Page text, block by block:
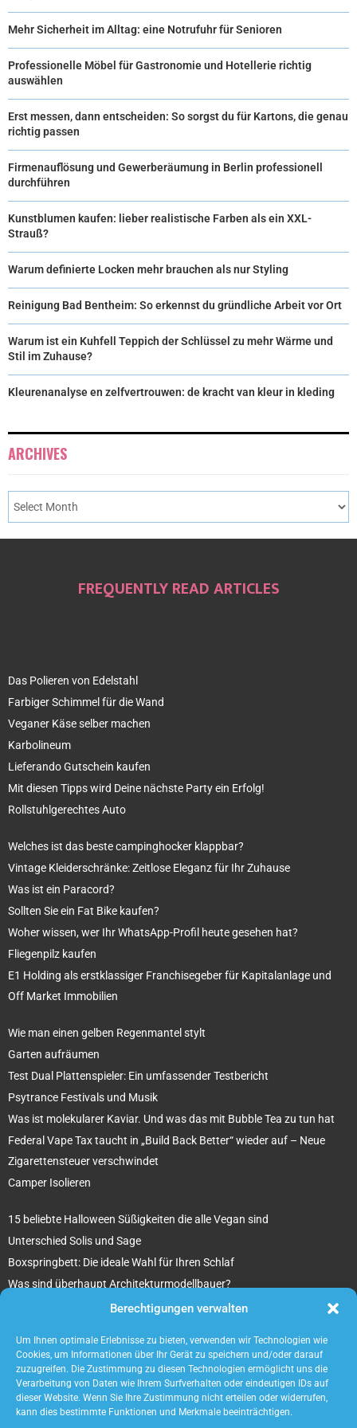
Berechtigungen verwalten
Um Ihnen optimale Erlebnisse zu bieten, verwenden wir Technologien wie
Cookies, um Informationen über Ihr Gerät zu speichern und/oder darauf
zuzugreifen. Die Zustimmung zu diesen Technologien ermöglicht uns die
Verarbeitung von Daten wie Ihrem Surfverhalten oder eindeutigen IDs auf
dieser Website. Wenn Sie Ihre Zustimmung nicht erteilen oder widerrufen,
kann dies bestimmte Funktionen und Merkmale beeinträchtigen.
Mehr Sicherheit im Alltag: eine Notrufuhr für Senioren
Professionelle Möbel für Gastronomie und Hotellerie richtig
auswählen
Erst messen, dann entscheiden: So sorgst du für Kartons, die genau
richtig passen
Firmenauflösung und Gewerberäumung in Berlin professionell
durchführen
Kunstblumen kaufen: lieber realistische Farben als ein XXL-
Strauß?
Warum definierte Locken mehr brauchen als nur Styling
Reinigung Bad Bentheim: So erkennst du gründliche Arbeit vor Ort
Warum ist ein Kuhfell Teppich der Schlüssel zu mehr Wärme und
Stil im Zuhause?
Kleurenanalyse en zelfvertrouwen: de kracht van kleur in kleding
ARCHIVES
FREQUENTLY READ ARTICLES
Das Polieren von Edelstahl
Farbiger Schimmel für die Wand
Veganer Käse selber machen
Karbolineum
Lieferando Gutschein kaufen
Mit diesen Tipps wird Deine nächste Party ein Erfolg!
Rollstuhlgerechtes Auto
Welches ist das beste campinghocker klappbar?
Vintage Kleiderschränke: Zeitlose Eleganz für Ihr Zuhause
Was ist ein Paracord?
Sollten Sie ein Fat Bike kaufen?
Woher wissen, wer Ihr WhatsApp-Profil heute gesehen hat?
Fliegenpilz kaufen
E1 Holding als erstklassiger Franchisegeber für Kapitalanlage und
Off Market Immobilien
Wie man einen gelben Regenmantel stylt
Garten aufräumen
Test Dual Plattenspieler: Ein umfassender Testbericht
Psytrance Festivals und Musik
Was ist molekularer Kaviar. Und was das mit Bubble Tea zu tun hat
Federal Vape Tax taucht in „Build Back Better“ wieder auf – Neue
Zigarettensteuer verschwindet
Camper Isolieren
15 beliebte Halloween Süßigkeiten die alle Vegan sind
Unterschied Solis und Sage
Boxspringbett: Die ideale Wahl für Ihren Schlaf
Was sind überhaupt Architekturmodellbauer?
Tipps für Ihr beton ciré Badezimmer